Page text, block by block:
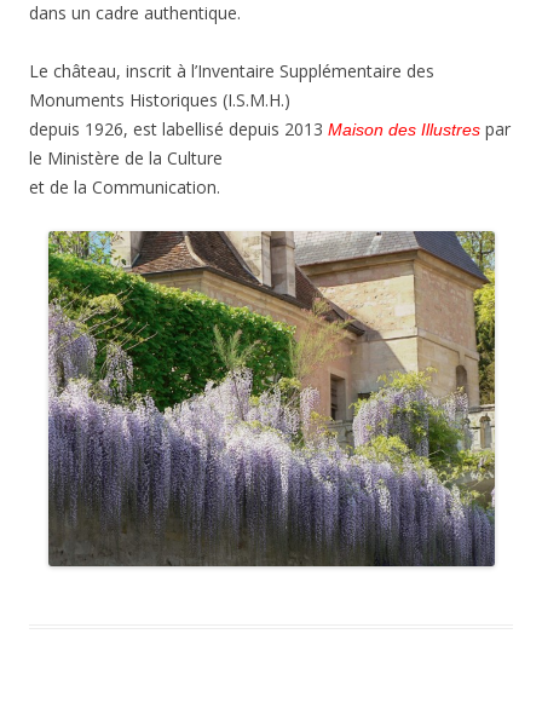
dans un cadre authentique.
Le château, inscrit à l’Inventaire Supplémentaire des
Monuments Historiques (I.S.M.H.)
depuis 1926, est labellisé depuis 2013 Maison des Illustres par
le Ministère de la Culture
et de la Communication.